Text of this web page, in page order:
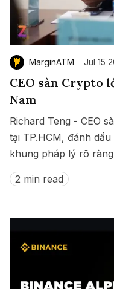
MarginATM Jul 15
CEO sàn Crypto
Nam
Richard Teng - CEO
tại TP.HCM, đánh
khung pháp lý rõ
Nam.
2 min read